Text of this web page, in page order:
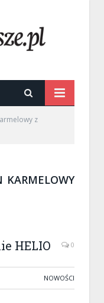
z
KARMELOWY
HELIO 0
NOWOŚCI